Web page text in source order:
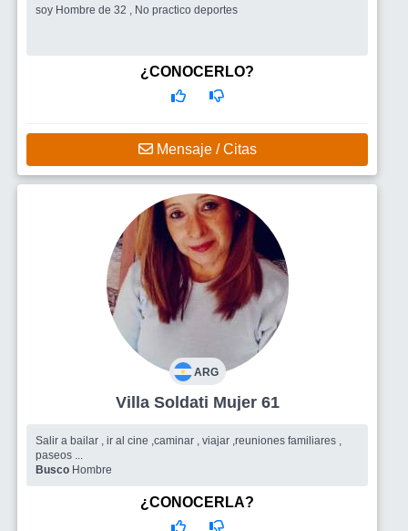
soy Hombre de 32 , No practico deportes
¿CONOCERLO?
Mensaje / Citas
ARG
Villa Soldati Mujer 61
Salir a bailar , ir al cine ,caminar , viajar ,reuniones familiares ,
paseos ...
Busco Hombre
¿CONOCERLA?